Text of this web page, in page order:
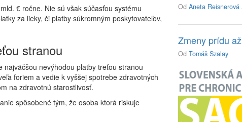
€ ročne. Nie sú však súčasťou systému
za lieky, či platby súkromným poskytovateľov,
stranou
nevýhodou platby treťou stranou
foriem a vedie k vyššej spotrebe zdravotných
na zdravotnú starostlivosť.
spôsobené tým, že osoba ktorá riskuje
OdAneta Reisnerová
Zmeny prídu
OdTomáš Szalay